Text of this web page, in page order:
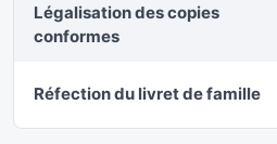
Légalisation des copies
conformes
Réfection du livret de famille